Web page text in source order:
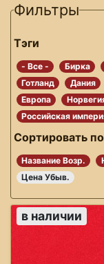
Фильтры
Тэги
- Все - Бирка
Готланд
Дания
Европа
Российская
Сортировать по
Название Возр.
Цена Убыв.
в наличии